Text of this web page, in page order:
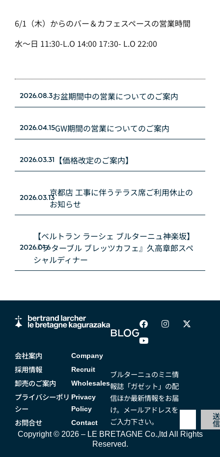
6/1（木）からのバー＆カフェスペースの営業時間
水〜日 11:30-L.O 14:00 17:30- L.O 22:00
2026.08.3お盆期間中の営業についてのご案内
2026.04.15GW期間の営業についてのご案内
2026.03.31 【価格改定のご案内】
2026.03.13京都店 工事に伴うテラス席ご利用休止の
お知らせ
2026.01.6
【ベルトラン ラーシェ ブルターニュ神楽坂】
『ラ ターブル ブレッツカフェ』久高章郎スペ
シャルディナー
BLOG
会社案内
採用情報
卸売のご案内
プライバシーポリ
シー
お問合せ
Company
Recruit
Wholesales
Privacy
Policy
Contact
ブルターニュのミニ情
報誌「ガゼット」の配
信ほか最新情報をお届
け。メールアドレスを
ご入力下さい。
送
信
Copyright © 2026 – LE BRETAGNE Co.,ltd All Rights
Reserved.